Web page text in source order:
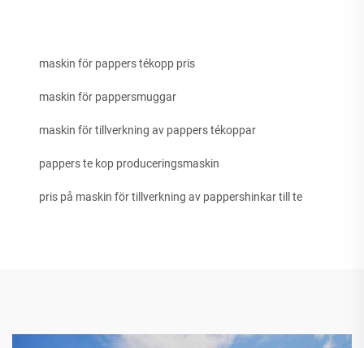
maskin för pappers tékopp pris
maskin för pappersmuggar
maskin för tillverkning av pappers tékoppar
pappers te kop produceringsmaskin
pris på maskin för tillverkning av pappershinkar till te